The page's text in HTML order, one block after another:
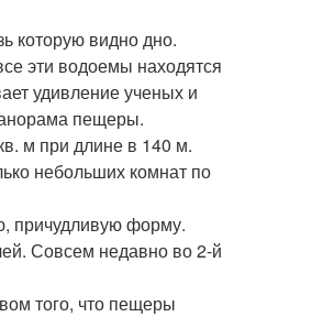
которую видно дно.
эти водоемы находятся
удивление ученых и
пещеры.
м при длине в 140 м.
небольших комнат по
причудливую форму.
Совсем недавно во 2-й
того, что пещеры